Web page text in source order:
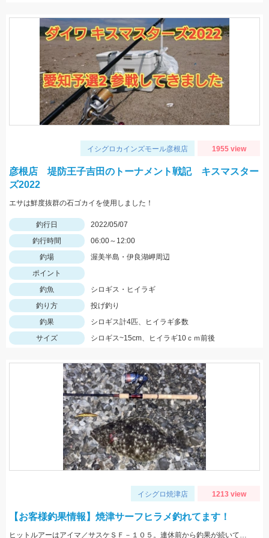
イシグロカインズモール彦根店 1955 view
彦根店 堤防王子吉田のトーナメント戦記 キスマスター
ズ2022
エサは鮮度抜群の石ゴカイを使用しました！
釣行日
2022/05/07
釣行時間
06:00～12:00
釣場
渥美半島・伊良湖岬周辺
ポイント
釣魚
シロギス・ヒイラギ
釣り方
投げ釣り
釣果
シロギス計4匹、ヒイラギ多数
サイズ
シロギス~15cm、ヒイラギ10ｃｍ前後
イシグロ焼津店 1213 view
【お客様釣果情報】焼津サーフヒラメ釣れてます！
ヒットルアーはアイマ／サスケＳＦ－１０５。連休前から釣果が続いています！